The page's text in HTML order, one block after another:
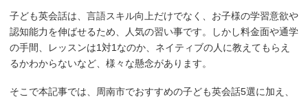
子ども英会話は、言語スキル向上だけでなく、お子様の学習意欲や
認知能力を伸ばせるため、人気の習い事です。しかし料金面や通学
の手間、レッスンは1対1なのか、ネイティブの人に教えてもらえ
るかわからないなど、様々な懸念があります。
そこで本記事では、周南市でおすすめの子ども英会話5選に加え、